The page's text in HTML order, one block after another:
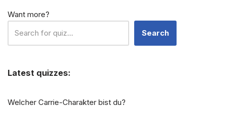
Want more?
Search
Latest quizzes:
Welcher Carrie-Charakter bist du?